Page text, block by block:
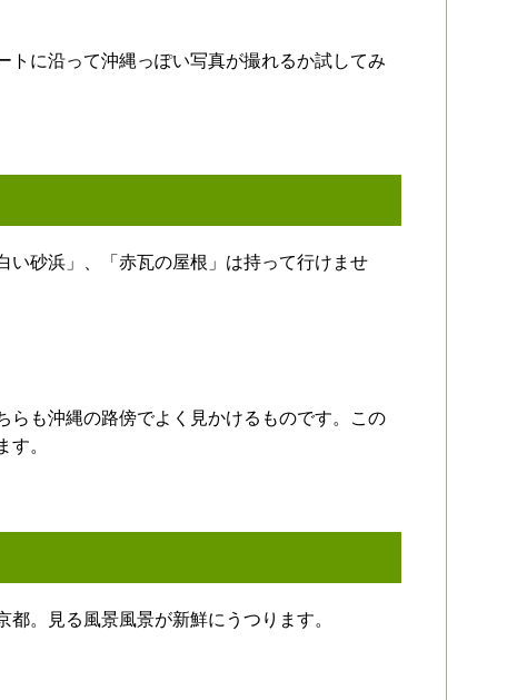
トに沿って沖縄っぽい写真が撮れるか試してみ
い砂浜」、「赤瓦の屋根」は持って行けませ
らも沖縄の路傍でよく見かけるものです。この
す。
。見る風景風景が新鮮にうつります。